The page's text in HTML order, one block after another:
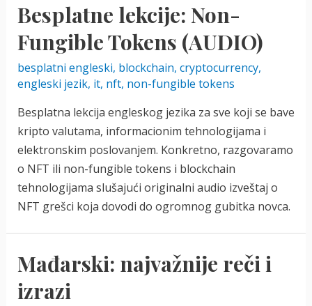
Invades
Ukraine
(B2-
C1)
Besplatne lekcije: Non-
Fungible Tokens (AUDIO)
besplatni engleski, blockchain, cryptocurrency,
engleski jezik, it, nft, non-fungible tokens
Besplatna lekcija engleskog jezika za sve koji se bave
kripto valutama, informacionim tehnologijama i
elektronskim poslovanjem. Konkretno, razgovaramo
o NFT ili non-fungible tokens i blockchain
tehnologijama slušajući originalni audio izveštaj o
NFT grešci koja dovodi do ogromnog gubitka novca.
Mađarski: najvažnije reči i
izrazi